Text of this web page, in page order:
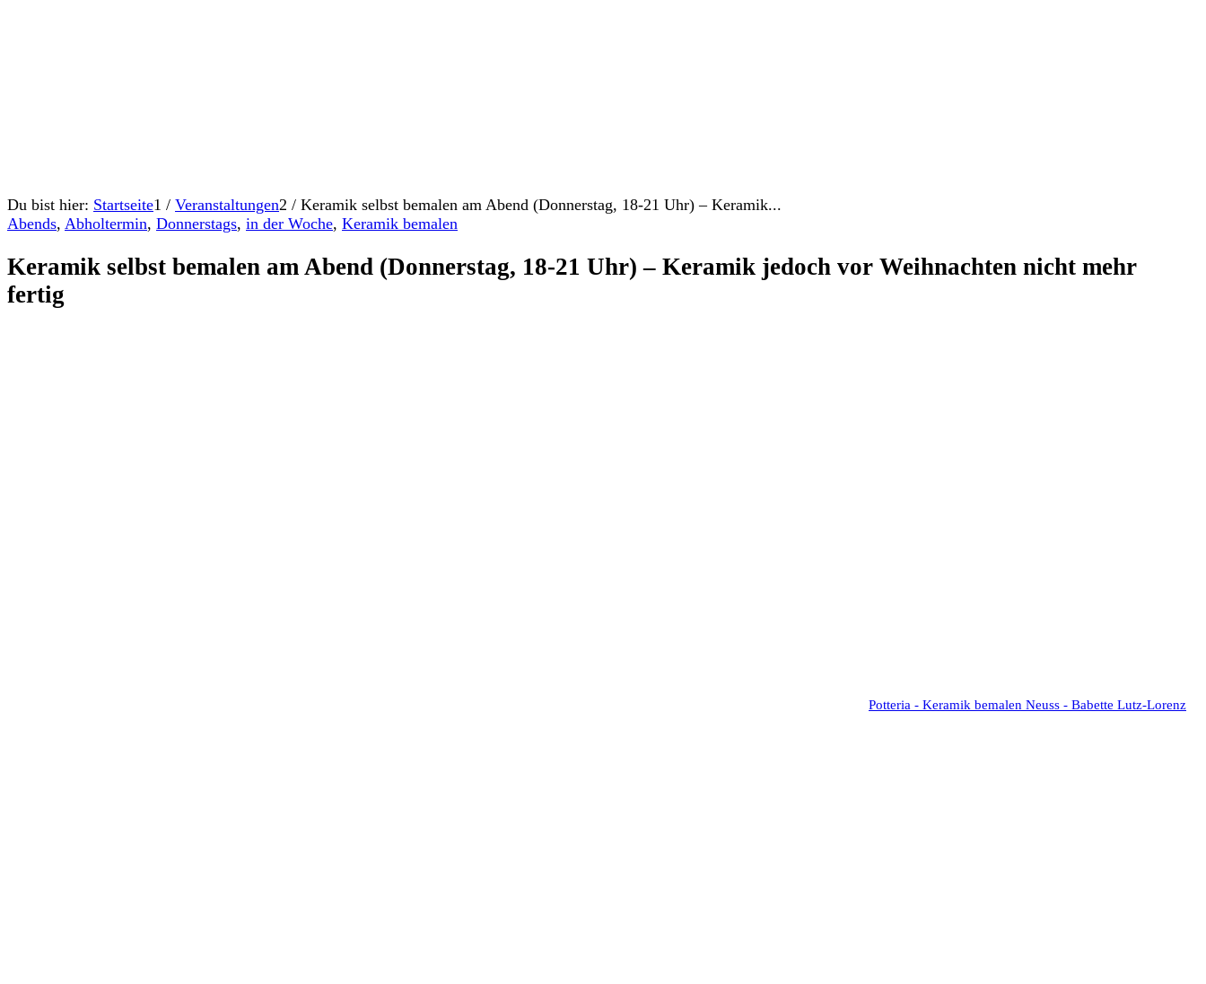
Du bist hier: Startseite1 / Veranstaltungen2 / Keramik selbst bemalen am Abend (Donnerstag, 18-21 Uhr) – Keramik...
Abends, Abholtermin, Donnerstags, in der Woche, Keramik bemalen
Keramik selbst bemalen am Abend (Donnerstag, 18-21 Uhr) – Keramik jedoch vor Weihnachten nicht mehr
fertig
Potteria - Keramik bemalen Neuss - Babette Lutz-Lorenz